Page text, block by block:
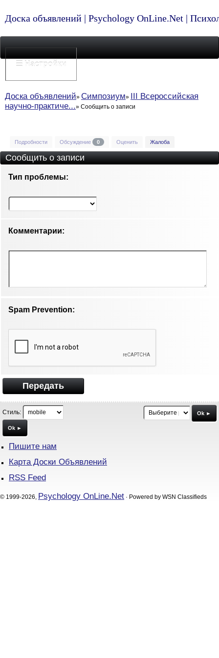
Доска объявлений | Psychology OnLine.Net |
☰ Настройки
Доска объявлений Симпозиум
III Всероссийская
научно-практиче...
Сообщить о записи
Подробности Обсуждение 0 Оценить Жалоба
Сообщить о записи
Тип проблемы:
Комментарии:
Spam Prevention:
Передать
Стиль:
Ok ►
Ok ►
Пишите нам
Карта Доски Объявлений
RSS Feed
© 1999-2026, Psychology OnLine.Net · Powered by WSN Classifieds